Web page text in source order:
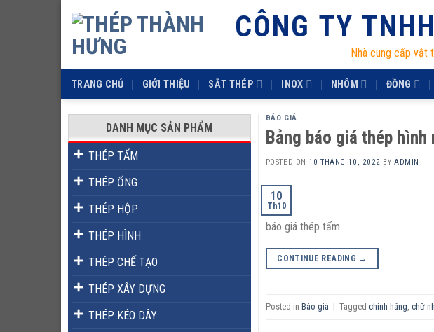
content
CÔNG TY
Nhà cung cấp vật
TRANG CHỦ GIỚI THIỆU SẮT THÉP INOX NHÔM ĐỒNG
DANH MỤC SẢN PHẨM
THÉP TẤM
THÉP ỐNG
THÉP HỘP
THÉP HÌNH
THÉP CHẾ TẠO
THÉP XÂY DỰNG
THÉP KÉO DÂY
BÁO GIÁ
Bảng báo giá thép hình
POSTED ON 10 THÁNG 10, 2022 BYADMIN
10
Th10
báo giá thép tấm
CONTINUE READING →
Posted in Báo giá | Tagged chính hãng chữ